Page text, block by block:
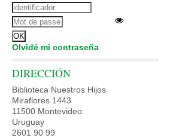
Olvidé mi contraseña
DIRECCIÓN
Biblioteca Nuestros Hijos
Miraflores 1443
11500 Montevideo
Uruguay
2601 90 99